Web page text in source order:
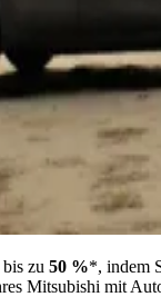
bis zu 50 %*, indem
Mitsubishi mit